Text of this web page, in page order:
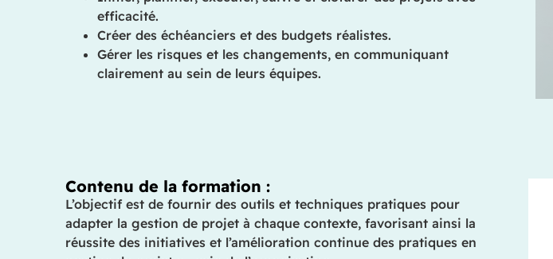
efficacité.
Créer des échéanciers et des budgets réalistes.
Gérer les risques et les changements, en communiquant
clairement au sein de leurs équipes.
Contenu de la formation :
L’objectif est de fournir des outils et techniques pratiques pour
adapter la gestion de projet à chaque contexte, favorisant ainsi la
réussite des initiatives et l’amélioration continue des pratiques en